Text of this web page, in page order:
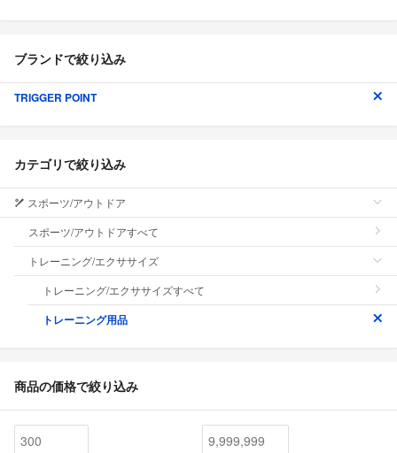
ブランドで絞り込み
TRIGGER POINT
カテゴリで絞り込み
スポーツ/アウトドア
スポーツ/アウトドアすべて
トレーニング/エクササイズ
トレーニング/エクササイズすべて
トレーニング用品
商品の価格で絞り込み